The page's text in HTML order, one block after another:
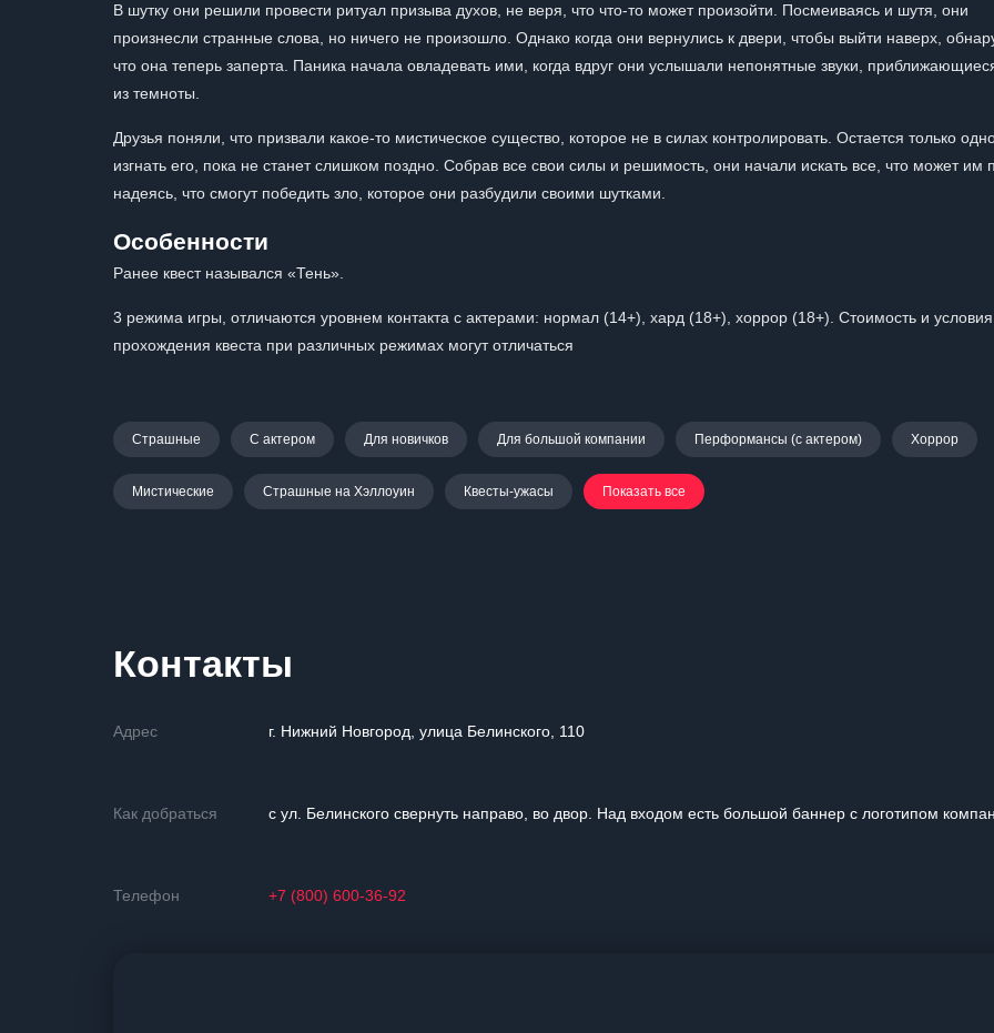
В шутку они решили провести ритуал призыва духов, не веря, что что-то может произойти. Посмеиваясь и шутя, они
произнесли странные слова, но ничего не произошло. Однако когда они вернулись к двери, чтобы выйти наверх,
что она теперь заперта. Паника начала овладевать ими, когда вдруг они услышали непонятные звуки,
из темноты.
Друзья поняли, что призвали какое-то мистическое существо, которое не в силах контролировать. Остается только
изгнать его, пока не станет слишком поздно. Собрав все свои силы и решимость, они начали искать все, что может им
надеясь, что смогут победить зло, которое они разбудили своими шутками.
Особенности
Ранее квест назывался «Тень».
3 режима игры, отличаются уровнем контакта с актерами: нормал (14+), хард (18+), хоррор (18+). Стоимость и условия
прохождения квеста при различных режимах могут отличаться
Страшные С актером Для новичков Для большой компании Перформансы (с актером) Хоррор
Мистические Страшные на Хэллоуин Квесты-ужасы Показать все
Контакты
Адрес г. Нижний Новгород, улица Белинского, 110
Как добраться с ул. Белинского свернуть направо, во двор. Над входом есть большой баннер с логотипом
Телефон +7 (800) 600-36-92